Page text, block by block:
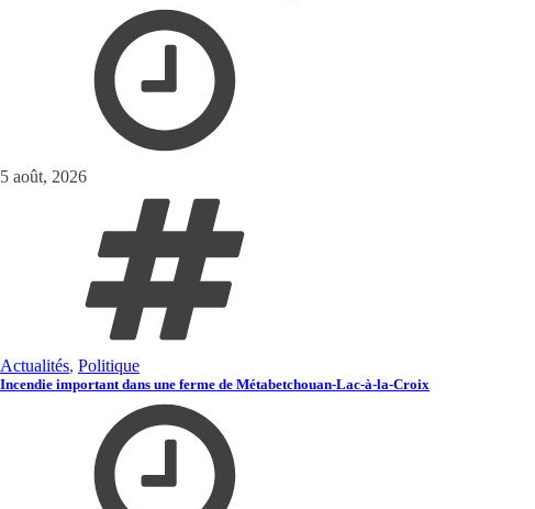
5 août, 2026
Actualités, Politique
Incendie important dans une ferme de Métabetchouan-Lac-à-la-Croix